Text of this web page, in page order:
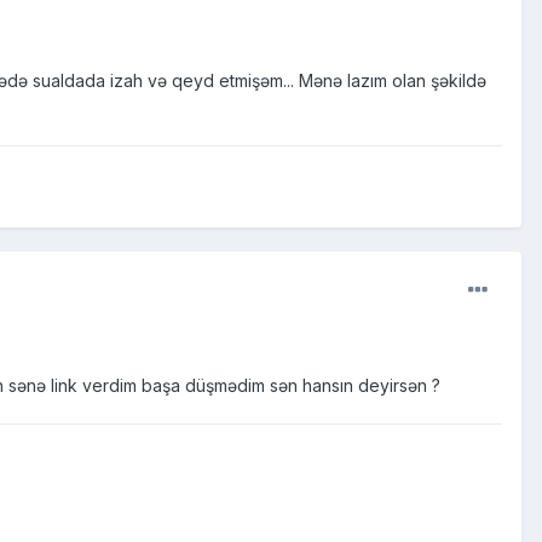
sualdada izah və qeyd etmişəm... Mənə lazım olan şəkildə
link verdim başa düşmədim sən hansın deyirsən ?